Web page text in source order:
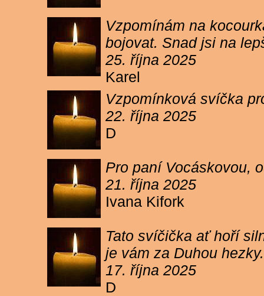
Vzpomínám na
bojovat. Snad jsi na
25. října 2025
Karel
Vzpomínková svíčka
22. října 2025
D
Pro paní Vocáskovou,
21. října 2025
Ivana Kifork
Tato svíčička ať hoří
je vám za Duhou
17. října 2025
D